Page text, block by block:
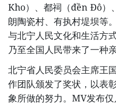
Kho）、都祠（đền Đô）
朗陶瓷村、有执村堤坝等
与北宁人民文化和生活方
乃至全国人民带来了一种
北宁省人民委员会主席王
作团队颁发了奖状，以表
象所做的努力。MV发布